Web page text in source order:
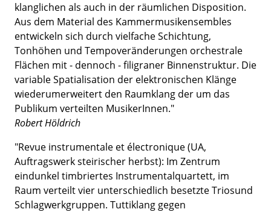
klanglichen als auch in der räumlichen Disposition.
Aus dem Material des Kammermusikensembles
entwickeln sich durch vielfache Schichtung,
Tonhöhen und Tempoveränderungen orchestrale
Flächen mit - dennoch - filigraner Binnenstruktur. Die
variable Spatialisation der elektronischen Klänge
wiederumerweitert den Raumklang der um das
Publikum verteilten MusikerInnen."
Robert Höldrich
"Revue instrumentale et électronique (UA,
Auftragswerk steirischer herbst): Im Zentrum
eindunkel timbriertes Instrumentalquartett, im
Raum verteilt vier unterschiedlich besetzte Triosund
Schlagwerkgruppen. Tuttiklang gegen